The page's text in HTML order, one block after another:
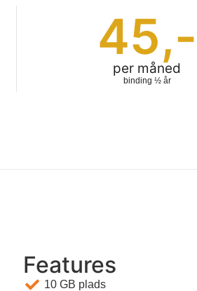
per måned
45,-
binding ½ år
Features
10 GB plads